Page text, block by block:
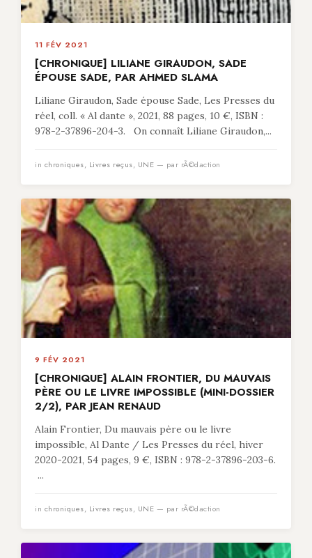
11 FÉV 2021
[CHRONIQUE] LILIANE GIRAUDON, SADE
ÉPOUSE SADE, PAR AHMED SLAMA
Liliane Giraudon, Sade épouse Sade, Les Presses du
réel, coll. « Al dante », 2021, 88 pages, 10 €, ISBN :
978-2-37896-204-3. On connaît Liliane Giraudon,...
in chroniques, Livres reçus, UNE — par rÃ©daction
9 FÉV 2021
[CHRONIQUE] ALAIN FRONTIER, DU MAUVAIS
PÈRE OU LE LIVRE IMPOSSIBLE (MINI-DOSSIER
2/2), PAR JEAN RENAUD
Alain Frontier, Du mauvais père ou le livre
impossible, Al Dante / Les Presses du réel, hiver
2020-2021, 54 pages, 9 €, ISBN : 978-2-37896-203-6.
...
in chroniques, Livres reçus, UNE — par rÃ©daction